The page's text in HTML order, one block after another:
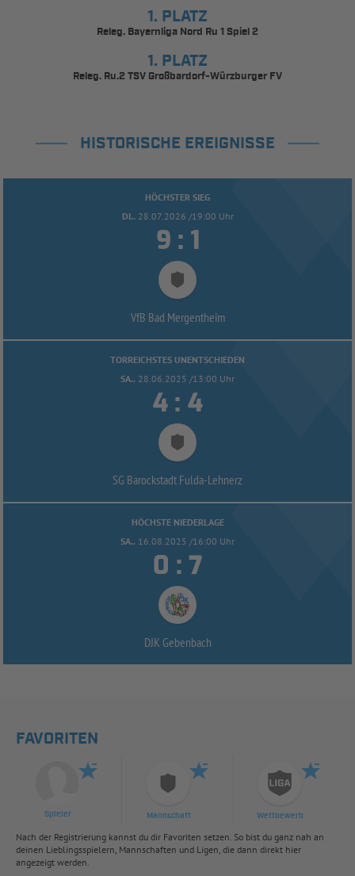
1. PLATZ
Releg. Bayernliga Nord Ru 1 Spiel 2
1. PLATZ
Releg. Ru.2 TSV Großbardorf-Würzburger FV
HISTORISCHE EREIGNISSE
HÖCHSTER SIEG
DI.. 28.07.2026 /19:00 Uhr
 : 
VfB Bad Mergentheim
TORREICHSTES UNENTSCHIEDEN
SA.. 28.06.2025 /13:00 Uhr
 : 
SG Barockstadt Fulda-Lehnerz
HÖCHSTE NIEDERLAGE
SA.. 16.08.2025 /16:00 Uhr
 : 
DJK Gebenbach
FAVORITEN
Spieler Mannschaft Wettbewerb
Nach der Registrierung kannst du dir Favoriten setzen. So bist du ganz nah an
deinen Lieblingsspielern, Mannschaften und Ligen, die dann direkt hier
angezeigt werden.